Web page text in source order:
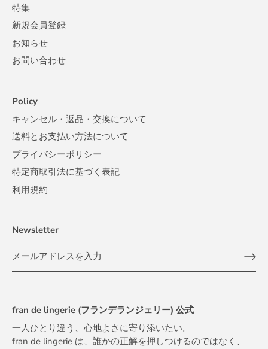
特集
新規会員登録
お知らせ
お問い合わせ
Policy
キャンセル・返品・交換について
送料とお支払い方法について
プライバシーポリシー
特定商取引法に基づく表記
利用規約
Newsletter
fran de lingerie (フランデランジェリー) 公式
一人ひとり違う、心地よさに寄り添いたい。
fran de lingerie は、誰かの正解を押しつけるのではなく、